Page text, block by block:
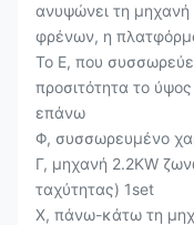
ανυψώνει τη μηχανή
φρένων, η
Το Ε, που
προσιτότητα το
επάνω
Φ, συσσωρευμένο
Γ, μηχανή 2.2KW
ταχύτητας) 1set
Χ, πάνω-κάτω τη